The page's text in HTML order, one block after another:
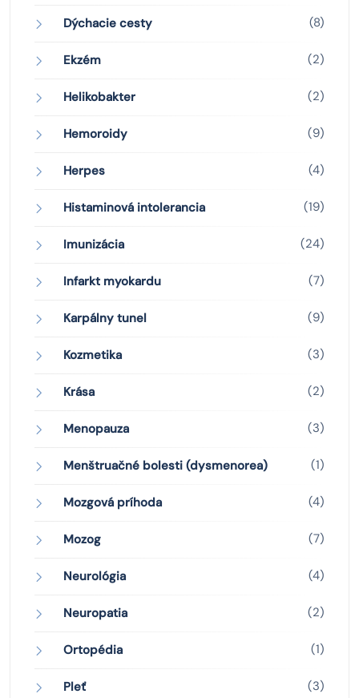
Dýchacie cesty (8)
Ekzém (2)
Helikobakter (2)
Hemoroidy (9)
Herpes (4)
Histaminová intolerancia (19)
Imunizácia (24)
Infarkt myokardu (7)
Karpálny tunel (9)
Kozmetika (3)
Krása (2)
Menopauza (3)
Menštruačné bolesti (dysmenorea) (1)
Mozgová príhoda (4)
Mozog (7)
Neurológia (4)
Neuropatia (2)
Ortopédia (1)
Pleť (3)